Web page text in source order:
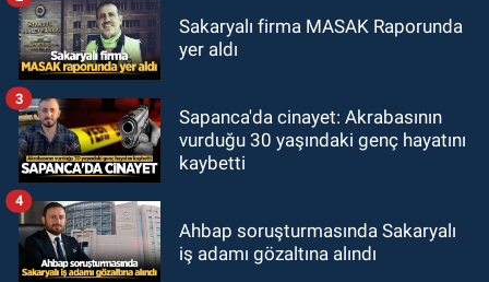
Sakaryalı firma MASAK Raporunda
yer aldı
Sapanca'da cinayet: Akrabasının
vurduğu 30 yaşındaki genç hayatını
kaybetti
3
Ahbap soruşturmasında Sakaryalı
iş adamı gözaltına alındı
4